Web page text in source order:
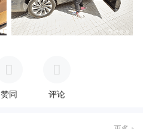
赞同 评论